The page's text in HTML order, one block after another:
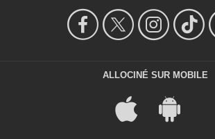
ALLOCINÉ SUR MOBILE